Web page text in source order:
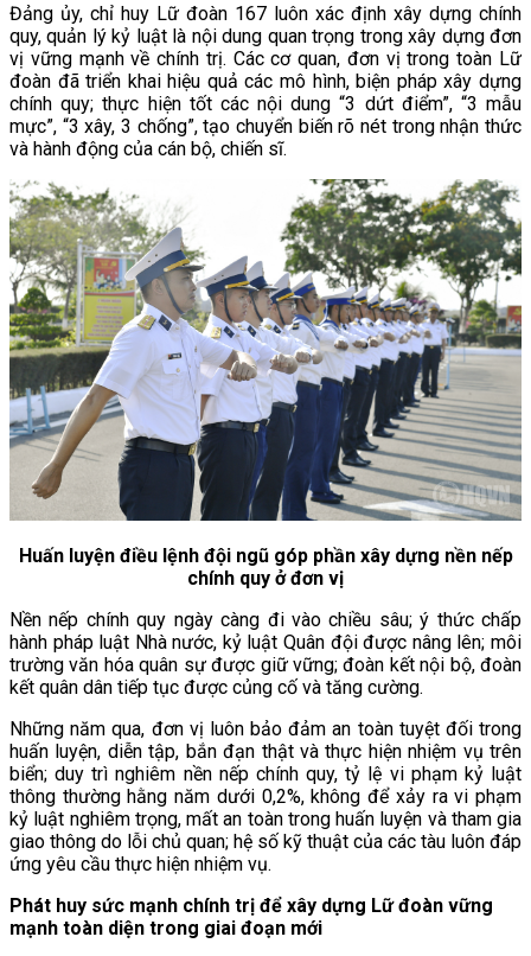
Đảng ủy, chỉ huy Lữ đoàn 167 luôn xác định xây dựng chính
quy, quản lý kỷ luật là nội dung quan trọng trong xây dựng đơn
vị vững mạnh về chính trị. Các cơ quan, đơn vị trong toàn Lữ
đoàn đã triển khai hiệu quả các mô hình, biện pháp xây dựng
chính quy; thực hiện tốt các nội dung “3 dứt điểm”, “3 mẫu
mực”, “3 xây, 3 chống”, tạo chuyển biến rõ nét trong nhận thức
và hành động của cán bộ, chiến sĩ.
Huấn luyện điều lệnh đội ngũ góp phần xây dựng nền nếp
chính quy ở đơn vị
Nền nếp chính quy ngày càng đi vào chiều sâu; ý thức chấp
hành pháp luật Nhà nước, kỷ luật Quân đội được nâng lên; môi
trường văn hóa quân sự được giữ vững; đoàn kết nội bộ, đoàn
kết quân dân tiếp tục được củng cố và tăng cường.
Những năm qua, đơn vị luôn bảo đảm an toàn tuyệt đối trong
huấn luyện, diễn tập, bắn đạn thật và thực hiện nhiệm vụ trên
biển; duy trì nghiêm nền nếp chính quy, tỷ lệ vi phạm kỷ luật
thông thường hằng năm dưới 0,2%, không để xảy ra vi phạm
kỷ luật nghiêm trọng, mất an toàn trong huấn luyện và tham gia
giao thông do lỗi chủ quan; hệ số kỹ thuật của các tàu luôn đáp
ứng yêu cầu thực hiện nhiệm vụ.
Phát huy sức mạnh chính trị để xây dựng Lữ đoàn vững
mạnh toàn diện trong giai đoạn mới